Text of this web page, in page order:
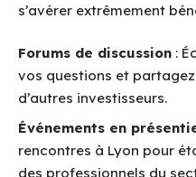
s’avérer extrêmement
Forums de discussion :
vos questions et
d’autres investisseurs.
Événements en
rencontres à Lyon pour
des professionnels du